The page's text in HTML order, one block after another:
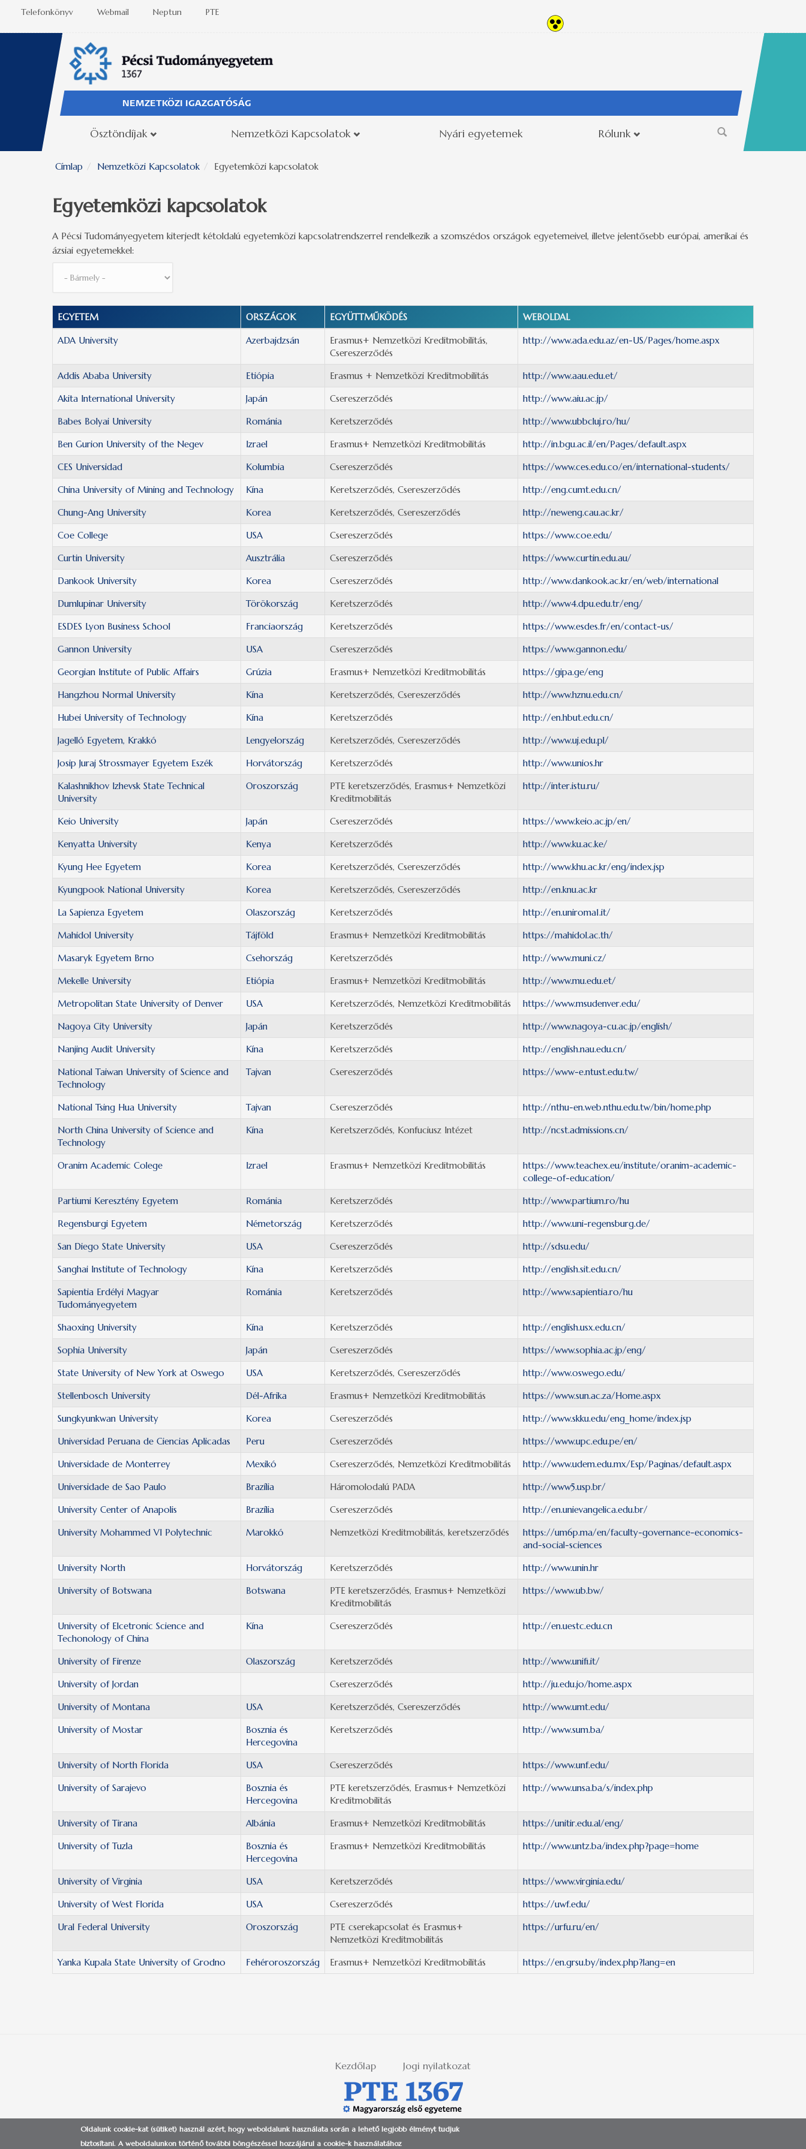
Ugrás a tartalomra
Telefonkönyv Webmail Neptun PTE
NEMZETKÖZI IGAZGATÓSÁG
Ösztöndíjak Nemzetközi Kapcsolatok Nyári egyetemek Rólunk
Keresés
Címlap Nemzetközi Kapcsolatok Egyetemközi kapcsolatok
Egyetemközi kapcsolatok
A Pécsi Tudományegyetem kiterjedt kétoldalú egyetemközi kapcsolatrendszerrel rendelkezik a szomszédos országok egyetemeivel, illetve jelentősebb európai, amerikai és
ázsiai egyetemekkel:
EGYETEM ORSZÁGOK EGYÜTTMŰKÖDÉS WEBOLDAL
ADA University Azerbajdzsán
Erasmus+ Nemzetközi Kreditmobilitás,
Csereszerződés
http://www.ada.edu.az/en-US/Pages/home.aspx
Addis Ababa University Etiópia Erasmus + Nemzetközi Kreditmobilitás
http://www.aau.edu.et/
Akita International University
Japán Csereszerződés
http://www.aiu.ac.jp/
Babes Bolyai University
Románia Keretszerződés
http://www.ubbcluj.ro/hu/
Ben Gurion University of the Negev
Izrael Erasmus+ Nemzetközi Kreditmobilitás
http://in.bgu.ac.il/en/Pages/default.aspx
CES Universidad
Kolumbia Csereszerződés
https://www.ces.edu.co/en/international-students/
China University of Mining and Technology
Kína Keretszerződés, Csereszerződés
http://eng.cumt.edu.cn/
Chung-Ang University
Korea Keretszerződés, Csereszerződés
http://neweng.cau.ac.kr/
Coe College
USA Csereszerződés
https://www.coe.edu/
Curtin University
Ausztrália Csereszerződés
https://www.curtin.edu.au/
Dankook University
Korea Csereszerződés
http://www.dankook.ac.kr/en/web/international
Dumlupinar University
Törökország Keretszerződés
http://www4.dpu.edu.tr/eng/
ESDES Lyon Business School
Franciaország Keretszerződés
https://www.esdes.fr/en/contact-us/
Gannon University
USA Csereszerződés
https://www.gannon.edu/
Georgian Institute of Public Affairs
Grúzia Erasmus+ Nemzetközi Kreditmobilitás
https://gipa.ge/eng
Hangzhou Normal University
Kína Keretszerződés, Csereszerződés
http://www.hznu.edu.cn/
Hubei University of Technology
Kína Keretszerződés
http://en.hbut.edu.cn/
Jagelló Egyetem, Krakkó
Lengyelország Keretszerződés, Csereszerződés
http://www.uj.edu.pl/
Josip Juraj Strossmayer Egyetem Eszék
Horvátország Keretszerződés
http://www.unios.hr
Kalashnikhov Izhevsk State Technical
University
Oroszország
PTE keretszerződés, Erasmus+ Nemzetközi
Kreditmobilitás
http://inter.istu.ru/
Keio University Japán Csereszerződés
https://www.keio.ac.jp/en/
Kenyatta University
Kenya Keretszerződés
http://www.ku.ac.ke/
Kyung Hee Egyetem
Korea Keretszerződés, Csereszerződés
http://www.khu.ac.kr/eng/index.jsp
Kyungpook National University
Korea Keretszerződés, Csereszerződés
http://en.knu.ac.kr
La Sapienza Egyetem
Olaszország Keretszerződés
http://en.uniroma1.it/
Mahidol University
Tájföld Erasmus+ Nemzetközi Kreditmobilitás
https://mahidol.ac.th/
Masaryk Egyetem Brno
Csehország Keretszerződés
http://www.muni.cz/
Mekelle University
Etiópia Erasmus+ Nemzetközi Kreditmobilitás
http://www.mu.edu.et/
Metropolitan State University of Denver
USA Keretszerződés, Nemzetközi Kreditmobilitás
https://www.msudenver.edu/
Nagoya City University
Japán Keretszerződés
http://www.nagoya-cu.ac.jp/english/
Nanjing Audit University
Kína Keretszerződés
http://english.nau.edu.cn/
National Taiwan University of Science and
Technology
Tajvan Csereszerződés https://www-e.ntust.edu.tw/
National Tsing Hua University Tajvan Csereszerződés
http://nthu-en.web.nthu.edu.tw/bin/home.php
North China University of Science and
Technology
Kína Keretszerződés, Konfuciusz Intézet http://ncst.admissions.cn/
Oranim Academic Colege Izrael Erasmus+ Nemzetközi Kreditmobilitás
https://www.teachex.eu/institute/oranim-academic-
college-of-education/
Partiumi Keresztény Egyetem
Románia Keretszerződés
http://www.partium.ro/hu
Regensburgi Egyetem
Németország Keretszerződés
http://www.uni-regensburg.de/
San Diego State University
USA Csereszerződés
http://sdsu.edu/
Sanghai Institute of Technology
Kína Keretszerződés
http://english.sit.edu.cn/
Sapientia Erdélyi Magyar
Tudományegyetem
Románia Keretszerződés http://www.sapientia.ro/hu
Shaoxing University Kína Keretszerződés
http://english.usx.edu.cn/
Sophia University
Japán Csereszerződés
https://www.sophia.ac.jp/eng/
State University of New York at Oswego
USA Keretszerződés, Csereszerződés
http://www.oswego.edu/
Stellenbosch University
Dél-Afrika Erasmus+ Nemzetközi Kreditmobilitás
https://www.sun.ac.za/Home.aspx
Sungkyunkwan University
Korea Csereszerződés
http://www.skku.edu/eng_home/index.jsp
Universidad Peruana de Ciencias Aplicadas
Peru Csereszerződés
https://www.upc.edu.pe/en/
Universidade de Monterrey
Mexikó Csereszerződés, Nemzetközi Kreditmobilitás
http://www.udem.edu.mx/Esp/Paginas/default.aspx
Universidade de Sao Paulo
Brazília Háromolodalú PADA
http://www5.usp.br/
University Center of Anapolis
Brazília Csereszerződés
http://en.unievangelica.edu.br/
University Mohammed VI Polytechnic
Marokkó Nemzetközi Kreditmobilitás, keretszerződés
https://um6p.ma/en/faculty-governance-economics-
and-social-sciences
University North
Horvátország Keretszerződés
http://www.unin.hr
University of Botswana
Botswana
PTE keretszerződés, Erasmus+ Nemzetközi
Kreditmobilitás
https://www.ub.bw/
University of Elcetronic Science and
Techonology of China
Kína Csereszerződés http://en.uestc.edu.cn
University of Firenze Olaszország Keretszerződés
http://www.unifi.it/
University of Jordan
Csereszerződés
http://ju.edu.jo/home.aspx
University of Montana
USA Keretszerződés, Csereszerződés
http://www.umt.edu/
University of Mostar
Bosznia és
Hercegovina
Keretszerződés http://www.sum.ba/
University of North Florida USA Csereszerződés
https://www.unf.edu/
University of Sarajevo
Bosznia és
Hercegovina
PTE keretszerződés, Erasmus+ Nemzetközi
Kreditmobilitás
http://www.unsa.ba/s/index.php
University of Tirana Albánia Erasmus+ Nemzetközi Kreditmobilitás
https://unitir.edu.al/eng/
University of Tuzla
Bosznia és
Hercegovina
Erasmus+ Nemzetközi Kreditmobilitás http://www.untz.ba/index.php?page=home
University of Virginia USA Keretszerződés
https://www.virginia.edu/
University of West Florida
USA Csereszerződés
https://uwf.edu/
Ural Federal University
Oroszország
PTE cserekapcsolat és Erasmus+
Nemzetközi Kreditmobilitás
https://urfu.ru/en/
Yanka Kupala State University of Grodno Fehéroroszország Erasmus+ Nemzetközi Kreditmobilitás https://en.grsu.by/index.php?lang=en
Kezdőlap Jogi nyilatkozat
NEMZETKÖZI IGAZGATÓSÁG | PÉCSI TUDOMÁNYEGYETEM | H-7622 PÉCS, VASVÁRI PÁL UTCA 4. | +36-72/501-500 (ext.: 12417) |
Oldalunk cookie-kat (sütiket) használ azért, hogy weboldalunk használata során a lehető legjobb élményt tudjuk
biztosítani. A weboldalunkon történő további böngészéssel hozzájárul a cookie-k használatához